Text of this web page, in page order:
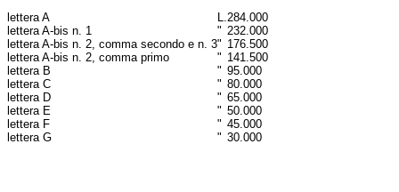
lettera A L.284.000
lettera A-bis n. 1
" 232.000
lettera A-bis n. 2, comma secondo e n. 3" 176.500
lettera A-bis n. 2, comma primo
" 141.500
lettera B
" 95.000
lettera C
" 80.000
lettera D
" 65.000
lettera E
" 50.000
lettera F
" 45.000
lettera G
" 30.000